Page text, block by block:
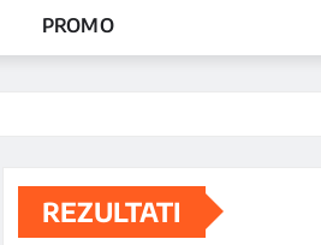
PROMO
REZULTATI